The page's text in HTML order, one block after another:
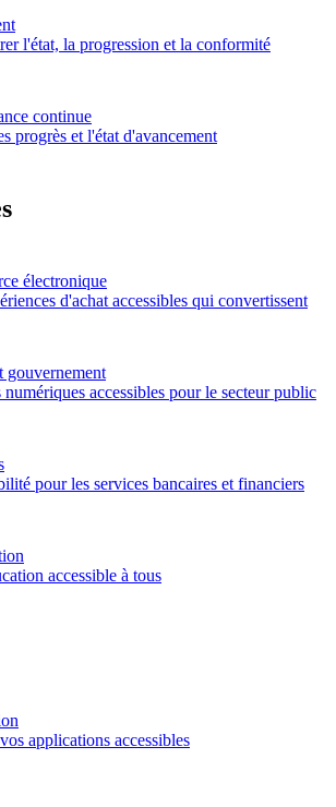
l'état, la progression et la conformité
continue
progrès et l'état d'avancement
électronique
d'achat accessibles qui convertissent
gouvernement
numériques accessibles pour le secteur public
pour les services bancaires et financiers
accessible à tous
applications accessibles